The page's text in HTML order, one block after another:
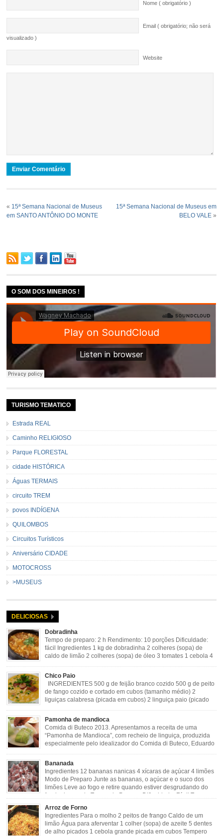
Nome ( obrigatório )
Email ( obrigatório; não será
visualizado )
Website
« 15ª Semana Nacional de Museus
em SANTO ANTÔNIO DO MONTE
15ª Semana Nacional de Museus em
BELO VALE»
O SOM DOS MINEIROS !
TURISMO TEMATICO
Estrada REAL
Caminho RELIGIOSO
Parque FLORESTAL
cidade HISTÓRICA
Águas TERMAIS
circuito TREM
povos INDÍGENA
QUILOMBOS
Circuitos Turísticos
Aniversário CIDADE
MOTOCROSS
>MUSEUS
DELICIOSAS
Dobradinha
Tempo de preparo: 2 h Rendimento: 10 porções Dificuldade:
fácil Ingredientes 1 kg de dobradinha 2 colheres (sopa) de
caldo de limão 2 colheres (sopa) de óleo 3 tomates 1 cebola 4
gosto Modo de Preparo: Lavar muito bem a dobradinha com limão. Deixar de
molho […]
Chico Paio
INGREDIENTES 500 g de feijão branco cozido 500 g de peito
de fango cozido e cortado em cubos (tamanho médio) 2
liguiças calabresa (picada em cubos) 2 linguiça paio (picado
verde 2 dentes de alho amassado 3 colheres de óleo 2 […]
Pamonha de mandioca
Comida di Buteco 2013. Apresentamos a receita de uma
“Pamonha de Mandioca”, com recheio de linguiça, produzida
especialmente pelo idealizador do Comida di Buteco, Eduardo
cebola picadinha 100gr de mandioca crua ralada e espremida 1 colher café
de manteiga 35ml de leite Palha de milho verde 1 […]
Bananada
Ingredientes 12 bananas nanicas 4 xícaras de açúcar 4 limões
Modo de Preparo Junte as bananas, o açúcar e o suco dos
limões Leve ao fogo e retire quando estiver desgrudando do
fundo da panela Tempo de Preparo Dificuldade: Fácil Tempo
de Preparo: 40 minutos http://eusoumineirouaiso.com.br/culinaria-
mineira/bananada#tempo-de-preparo
Arroz de Forno
Ingredientes Para o molho 2 peitos de frango Caldo de um
limão Água para aferventar 1 colher (sopa) de azeite 5 dentes
de alho picados 1 cebola grande picada em cubos Tempero